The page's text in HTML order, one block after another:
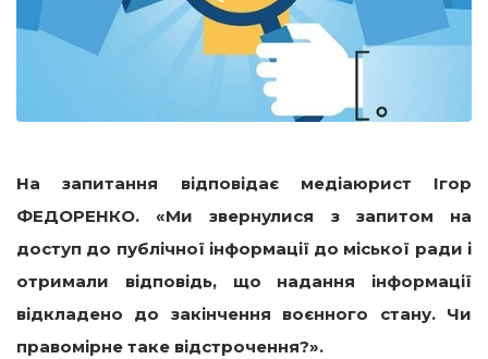
На запитання відповідає медіаюрист
Ігор
ФЕДОРЕНКО.«Ми звернулися з запитом на
доступ до публічної інформації до міської ради і
отримали відповідь, що надання інформації
відкладено до закінчення воєнного стану. Чи
правомірне таке відстрочення?».